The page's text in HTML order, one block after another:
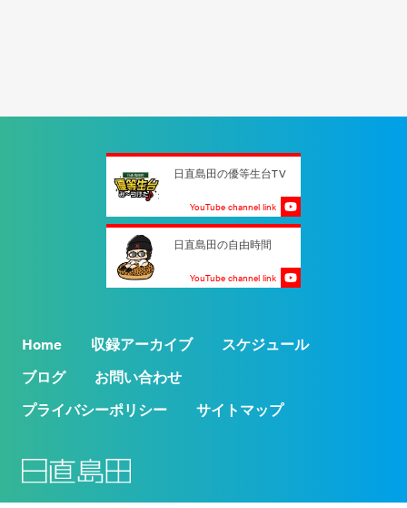
日直島田の優等生台TV
YouTube channel link
日直島田の自由時間
YouTube channel link
Home 収録アーカイブ
スケジュール
ブログ
お問い合わせ
プライバシーポリシー
サイトマップ